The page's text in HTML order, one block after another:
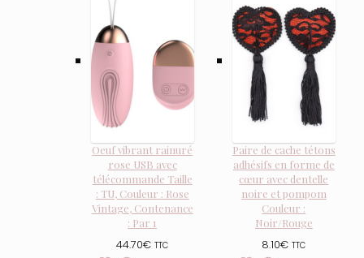
Oeuf vibrant rainuré
rose USB avec
télécommande Taille
: TU, Couleur : Rose
Vintage, Contenance
: Par 1
44.70€ TTC
Paire de cache tétons
adhésifs en forme de
cœur avec dentelle
noire et pompom
Couleur :
Noir/Rouge
8.10€ TTC